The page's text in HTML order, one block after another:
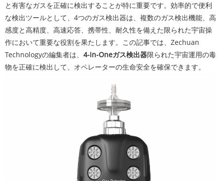
と有害なガスを正確に検出することが特に重要です。効率的で便利
な検出ツールとして、4つのガス検出器は、複数のガス検出機能、高
感度と高精度、高速応答、携帯性、耐久性を備えた限られた宇宙操
作において重要な役割を果たします。この記事では、Zechuan
Technologyの編集者は、 4-in-Oneガス検出器限られた宇宙運用の毒
物を正確に検出して、オペレーターの生命安全を確保できます。